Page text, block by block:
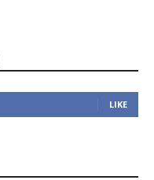
LIKE